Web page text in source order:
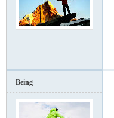
Being